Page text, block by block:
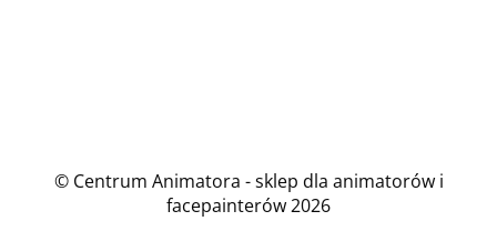
© Centrum Animatora - sklep dla animatorów i
facepainterów 2026